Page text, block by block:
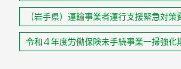
（岩手県）運輸事業者運行支援緊急対策
令和４年度労働保険未手続事業一掃強化